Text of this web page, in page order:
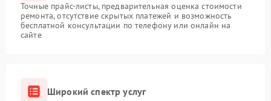
Точные прайс-листы, предварительная оценка стоимости
ремонта, отсутствие скрытых платежей и возможность
бесплатной консультации по телефону или онлайн на
сайте
Широкий спектр услуг